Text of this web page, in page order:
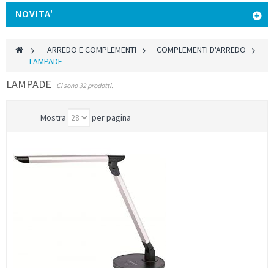
NOVITA'
> ARREDO E COMPLEMENTI >
COMPLEMENTI D'ARREDO
LAMPADE
LAMPADE Ci sono 32 prodotti.
Mostra per pagina